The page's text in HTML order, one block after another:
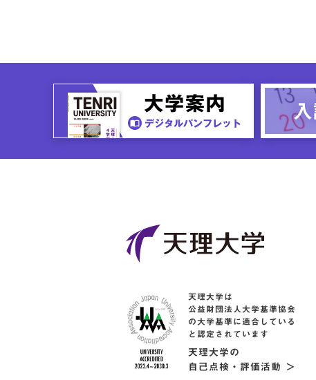
天理大学は
公益財団法人大学基準協会
の大学基準に適合している
と認定されています
天理大学の
自己点検・評価活動 ＞